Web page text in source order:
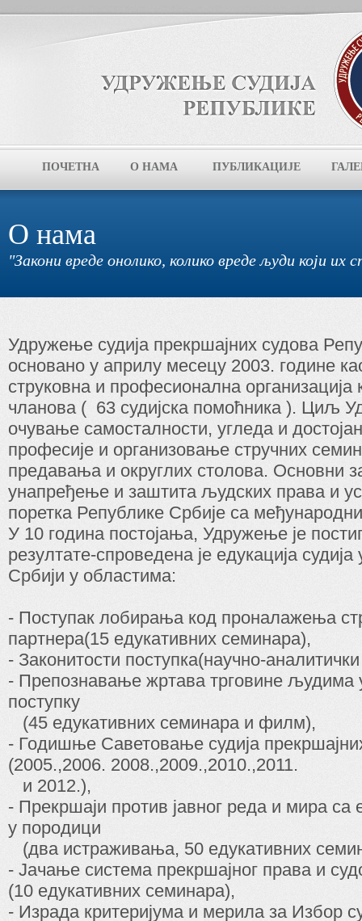
ПОЧЕТНА О НАМА ПУБЛИКАЦИЈЕ
О нама
"Закони вреде онолико, колико вреде људи који их
Удружење судија прекршајних судова
основано у априлу месецу 2003. године
струковна и професионална организација
чланова ( 63 судијска помоћника ). Циљ
очување самосталности, угледа и
професије и организовање стручних
предавања и округлих столова. Основни
унапређење и заштита људских права и
поретка Републике Србије са
У 10 година постојања, Удружење је
резултате-спроведена је едукација
Србији у областима:
- Поступак лобирања код проналажења
партнера(15 едукативних семинара),
- Законитости поступка(научно-аналитички
- Препознавање жртава трговине људима
поступку
(45 едукативних семинара и филм),
- Годишње Саветовање судија
(2005.,2006. 2008.,2009.,2010.,2011.
и 2012.),
- Прекршаји против јавног реда и мира
у породици
(два истраживања, 50 едукативних
- Јачање система прекршајног права и
(10 едукативних семинара),
- Израда критеријума и мерила за Избор